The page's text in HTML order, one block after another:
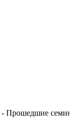
- Прошедшие